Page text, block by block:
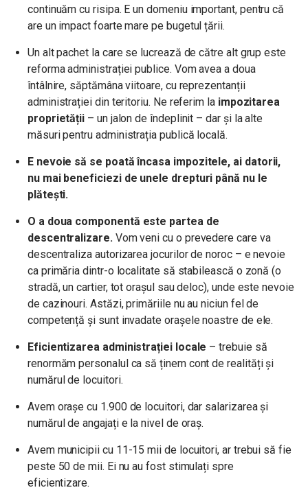
continuăm cu risipa. E un domeniu important, pentru că
are un impact foarte mare pe bugetul țării.
Un alt pachet la care se lucrează de către alt grup este
reforma administrației publice. Vom avea a doua
întâlnire, săptămâna viitoare, cu reprezentanții
administrației din teritoriu. Ne referim laimpozitarea
proprietății – un jalon de îndeplinit – dar și la alte
măsuri pentru administrația publică locală.
E nevoie să se poată încasa impozitele, ai datorii,
nu mai beneficiezi de unele drepturi până nu le
plătești.
O a doua componentă este partea de
descentralizare.Vom veni cu o prevedere care va
descentraliza autorizarea jocurilor de noroc – e nevoie
ca primăria dintr-o localitate să stabilească o zonă (o
stradă, un cartier, tot orașul sau deloc), unde este nevoie
de cazinouri. Astăzi, primăriile nu au niciun fel de
competență și sunt invadate orașele noastre de ele.
Eficientizarea administrației locale – trebuie să
renormăm personalul ca să ținem cont de realități și
numărul de locuitori.
Avem orașe cu 1.900 de locuitori, dar salarizarea și
numărul de angajați e la nivel de oraș.
Avem municipii cu 11-15 mii de locuitori, ar trebui să fie
peste 50 de mii. Ei nu au fost stimulați spre
eficientizare.